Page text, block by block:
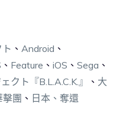
、 Android 、
、 Feature 、 iOS 、 Sega 、
クト『B.L.A.C.K.』 、 大
擊團 、 日本、奪還